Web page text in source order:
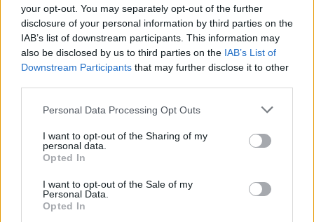
your opt-out. You may separately opt-out of the further
disclosure of your personal information by third parties on the
IAB’s list of downstream participants. This information may
also be disclosed by us to third parties on the IAB’s List of
Downstream Participants that may further disclose it to other
Personal Data Processing Opt Outs
I want to opt-out of the Sharing of my
personal data.
Opted In
I want to opt-out of the Sale of my
Personal Data.
Opted In
Ver más
4834